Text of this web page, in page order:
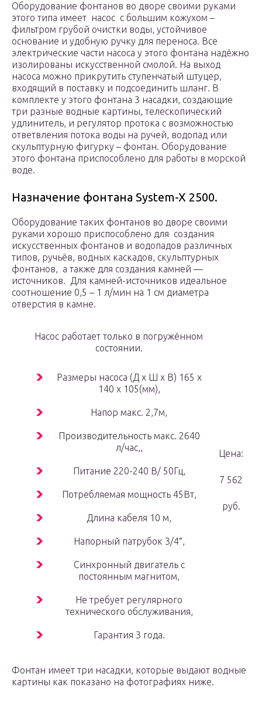
Оборудование фонтанов во дворе своими руками
этого типа имеет насос с большим кожухом –
фильтром грубой очистки воды, устойчивое
основание и удобную ручку для переноса. Все
электрические части насоса у этого фонтана надёжно
изолированы искусственной смолой. На выход
насоса можно прикрутить ступенчатый штуцер,
входящий в поставку и подсоединить шланг. В
комплекте у этого фонтана 3 насадки, создающие
три разные водные картины, телескопический
удлинитель, и регулятор протока с возможностью
ответвления потока воды на ручей, водопад или
скульптурную фигурку – фонтан. Оборудование
этого фонтана приспособлено для работы в морской
воде.
Назначение фонтана System-X 2500.
Оборудование таких фонтанов во дворе своими
руками хорошо приспособлено для создания
искусственных фонтанов и водопадов различных
типов, ручьёв, водных каскадов, скульптурных
фонтанов, а также для создания камней —
источников. Для камней-источников идеальное
соотношение 0,5 – 1 л/мин на 1 см диаметра
отверстия в камне.
Насос работает только в погружённом
состоянии.
Размеры насоса (Д х Ш х В) 165 х
140 х 105(мм),
Напор макс. 2,7м,
Производительность макс. 2640
л/час,,
Питание 220-240 В/ 50Гц,
Потребляемая мощность 45Вт,
Длина кабеля 10 м,
Напорный патрубок 3/4″,
Синхронный двигатель с
постоянным магнитом,
Не требует регулярного
технического обслуживания,
Гарантия 3 года.
Цена:
7 562
руб.
Фонтан имеет три насадки, которые выдают водные
картины как показано на фотографиях ниже.